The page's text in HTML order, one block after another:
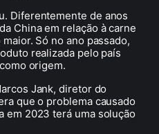
Diferentemente de anos
China em relação à carne
Só no ano passado,
realizada pelo país
origem.
Jank, diretor do
que o problema causado
em 2023 terá uma solução